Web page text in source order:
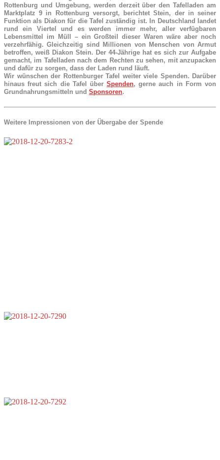
Rottenburg und Umgebung, werden derzeit über den Tafelladen am
Marktplatz 9 in Rottenburg versorgt, berichtet Stein, der in seiner
Funktion als Diakon für die Tafel zuständig ist. In Deutschland landet
rund ein Viertel und es werden immer mehr, aller verfügbaren
Lebensmittel im Müll – ein Großteil dieser Waren wäre aber noch
verzehrfähig. Gleichzeitig sind Millionen von Menschen von Armut
betroffen, weiß Diakon Stein. Der 44-Jährige hat es sich zur Aufgabe
gemacht, im Tafelladen nach dem Rechten zu sehen, mit anzupacken
und dafür zu sorgen, dass der Laden rund läuft.
Wir wünschen der Rottenburger Tafel weiter viele Spenden. Darüber
hinaus freut sich die Tafel überSpenden, gerne auch in Form von
Grundnahrungsmitteln und Sponsoren.
Weitere Impressionen von der Übergabe der Spende